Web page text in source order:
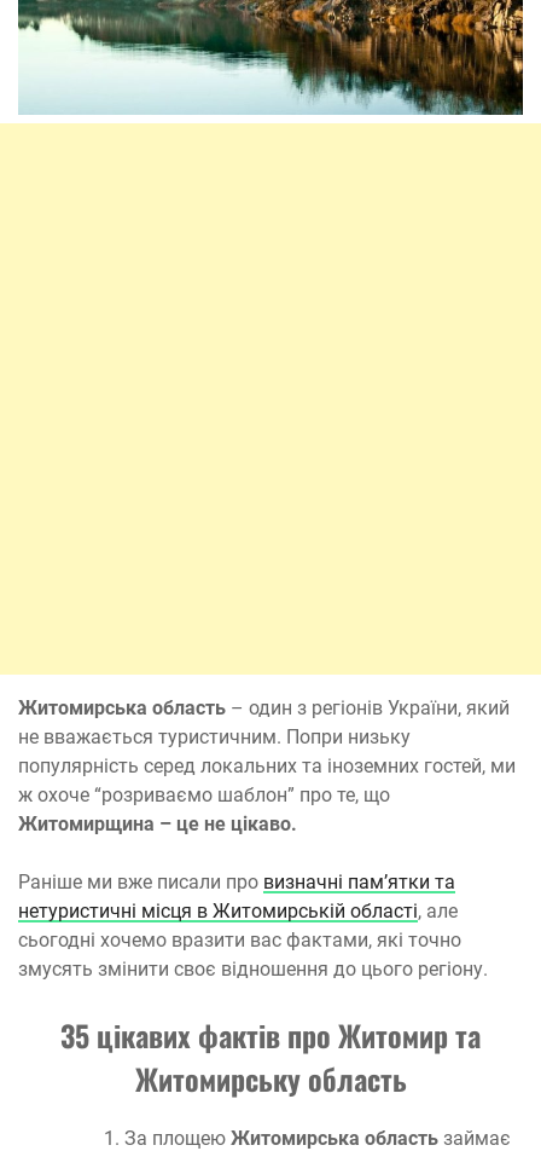
Житомирська область – один з регіонів України, який
не вважається туристичним. Попри низьку
популярність серед локальних та іноземних гостей, ми
ж охоче “розриваємо шаблон” про те, що
Житомирщина – це не цікаво.
Раніше ми вже писали про визначні пам’ятки та
нетуристичні місця в Житомирській області, але
сьогодні хочемо вразити вас фактами, які точно
змусять змінити своє відношення до цього регіону.
35 цікавих фактів про Житомир та
Житомирську область
За площею Житомирська область займає